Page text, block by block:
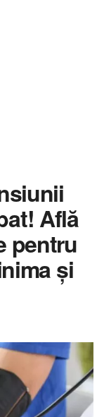
Află
pentru
și